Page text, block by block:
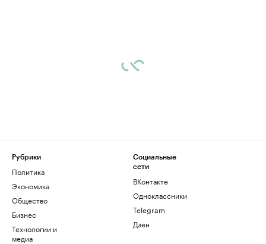
Рубрики
Политика
Экономика
Общество
Бизнес
Технологии и
медиа
Социальные
сети
ВКонтакте
Одноклассники
Telegram
Дзен